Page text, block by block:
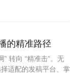
的精准路径
转向 “精准击”。无
适配的发稿平台、掌